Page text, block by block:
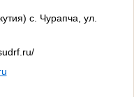
с. Чурапча, ул.